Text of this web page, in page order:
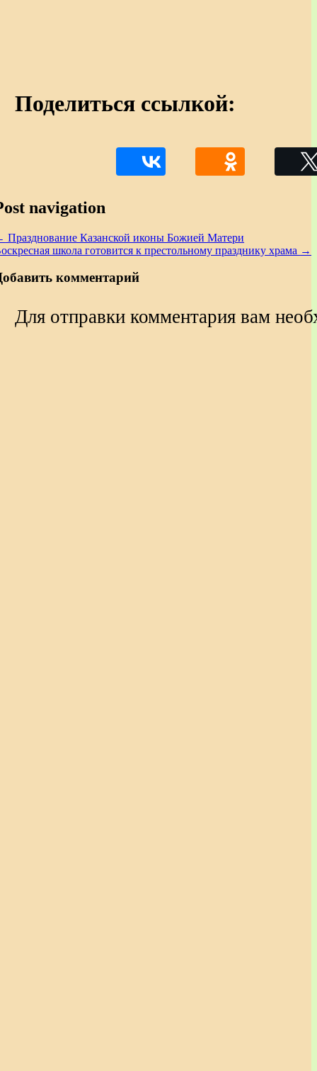
Поделиться ссылкой:
navigation
Празднование Казанской иконы Божией Матери
школа готовится к престольному празднику храма →
комментарий
Для отправки комментария вам